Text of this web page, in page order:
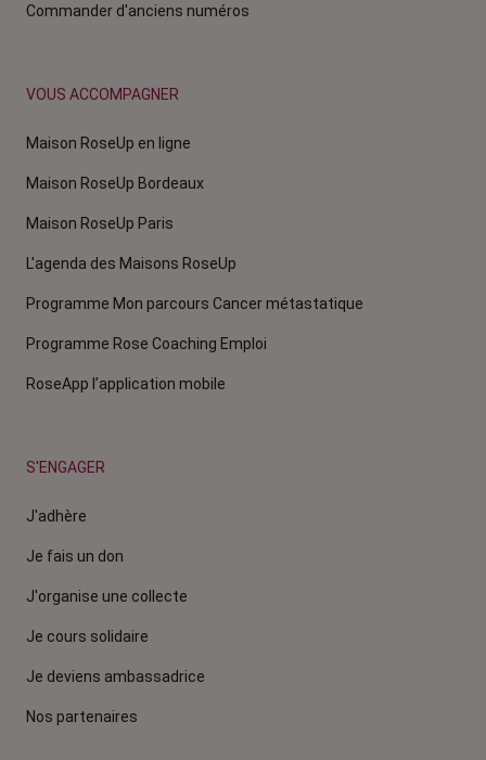
Commander d'anciens numéros
VOUS ACCOMPAGNER
Maison RoseUp en ligne
Maison RoseUp Bordeaux
Maison RoseUp Paris
L'agenda des Maisons RoseUp
Programme Mon parcours Cancer métastatique
Programme Rose Coaching Emploi
RoseApp l’application mobile
S'ENGAGER
J'adhère
Je fais un don
J'organise une collecte
Je cours solidaire
Je deviens ambassadrice
Nos partenaires